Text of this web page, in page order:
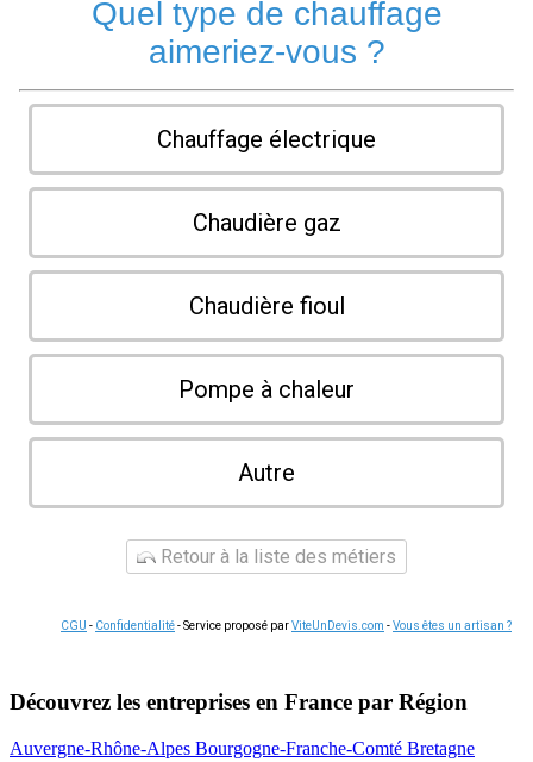
Quel type de chauffage
aimeriez-vous ?
Chauffage électrique
Chaudière gaz
Chaudière fioul
Pompe à chaleur
Autre
Retour à la liste des métiers
CGU - Confidentialité- Service proposé parViteUnDevis.com -Vous êtes un artisan ?
Découvrez les entreprises en France par Région
Auvergne-Rhône-Alpes Bourgogne-Franche-Comté Bretagne